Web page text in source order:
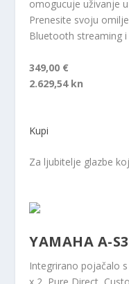
omogucuje uživanje
Prenesite svoju
Bluetooth streaming
349,00 €
2.629,54 kn
Kupi
Za ljubitelje glazbe
YAMAHA A-
Integrirano pojačalo